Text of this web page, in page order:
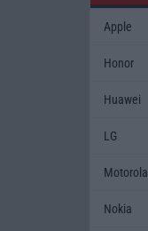
Apple
Honor
Huawei
LG
Motorola
Nokia